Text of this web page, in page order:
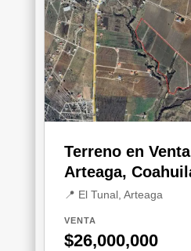
Terreno en
Arteaga,
📍 El Tunal, Arteaga
VENTA
$26,000,000